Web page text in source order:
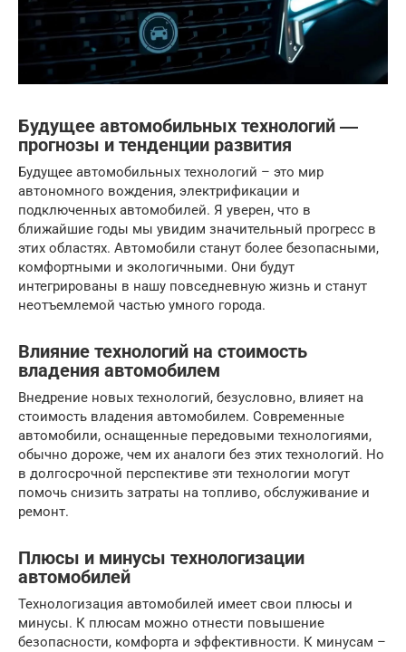
Будущее автомобильных технологий ―
прогнозы и тенденции развития
Будущее автомобильных технологий – это мир
автономного вождения, электрификации и
подключенных автомобилей. Я уверен, что в
ближайшие годы мы увидим значительный прогресс в
этих областях. Автомобили станут более безопасными,
комфортными и экологичными. Они будут
интегрированы в нашу повседневную жизнь и станут
неотъемлемой частью умного города.
Влияние технологий на стоимость
владения автомобилем
Внедрение новых технологий, безусловно, влияет на
стоимость владения автомобилем. Современные
автомобили, оснащенные передовыми технологиями,
обычно дороже, чем их аналоги без этих технологий. Но
в долгосрочной перспективе эти технологии могут
помочь снизить затраты на топливо, обслуживание и
ремонт.
Плюсы и минусы технологизации
автомобилей
Технологизация автомобилей имеет свои плюсы и
минусы. К плюсам можно отнести повышение
безопасности, комфорта и эффективности. К минусам –